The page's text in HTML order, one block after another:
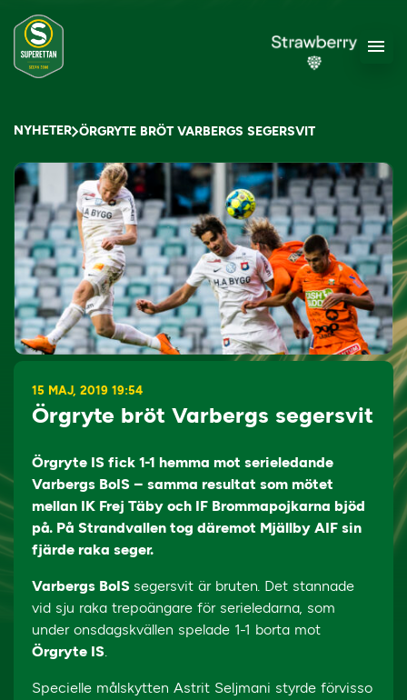
NYHETER ÖRGRYTE BRÖT VARBERGS SEGERSVIT
15 MAJ, 2019 19:54
Örgryte bröt Varbergs segersvit
Örgryte IS fick 1-1 hemma mot serieledande
Varbergs BoIS – samma resultat som mötet
mellan IK Frej Täby och IF Brommapojkarna bjöd
på. På Strandvallen tog däremot Mjällby AIF sin
fjärde raka seger.
Varbergs BoIS segersvit är bruten. Det stannade
vid sju raka trepoängare för serieledarna, som
under onsdagskvällen spelade 1-1 borta mot
Örgryte IS.
Specielle målskytten Astrit Seljmani styrde förvisso